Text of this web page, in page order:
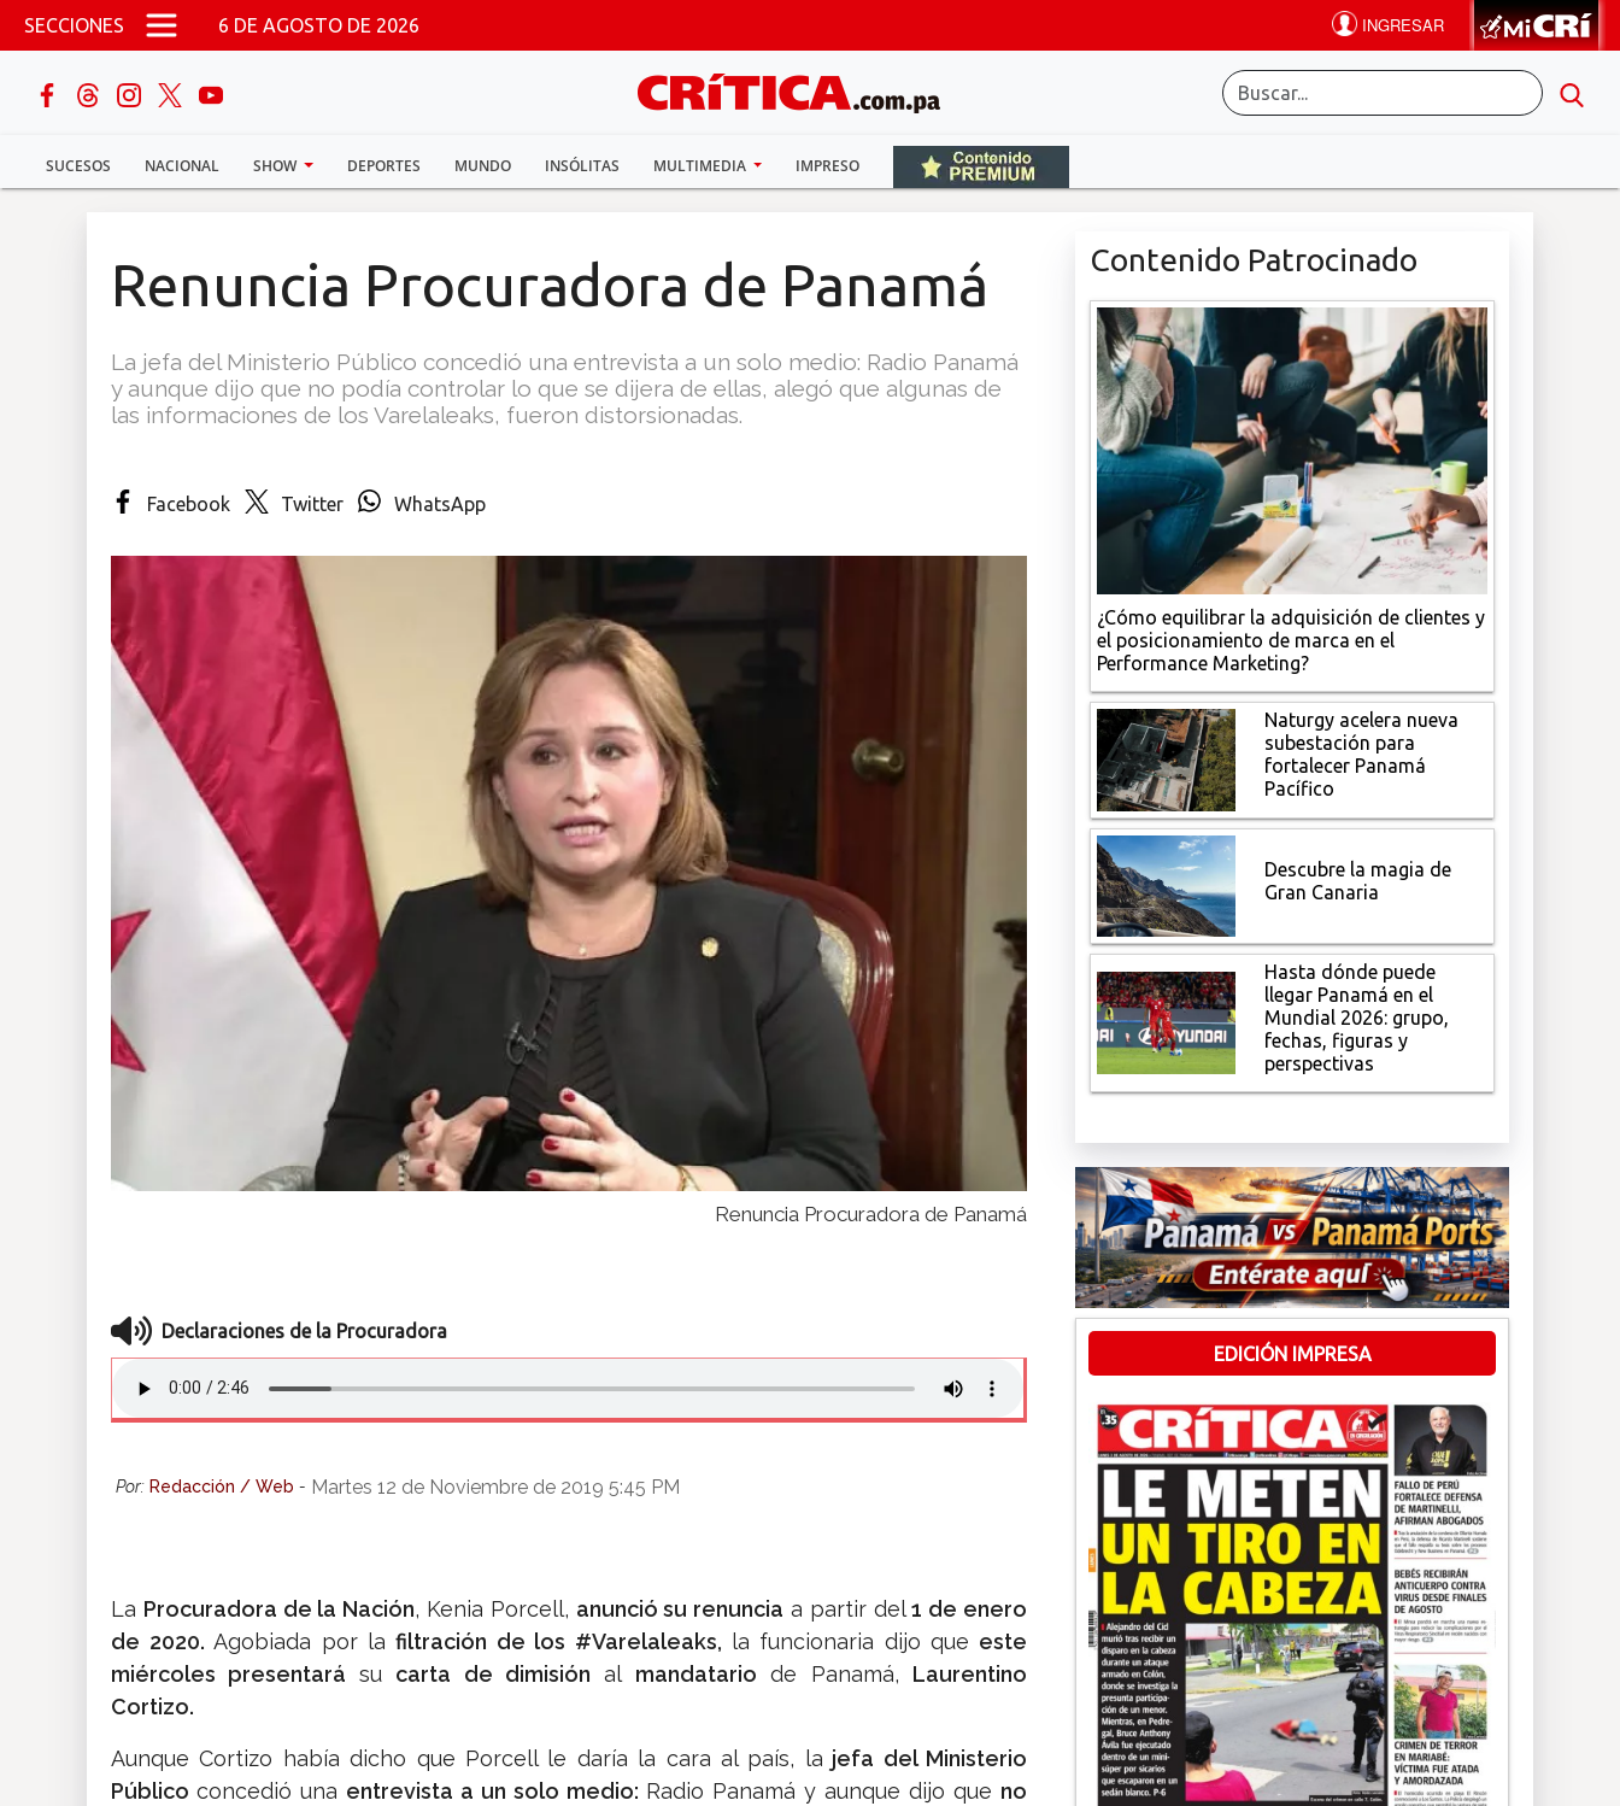
Pasar al contenido principal
SECCIONES 6 DE AGOSTO DE 2026
SUCESOS NACIONAL SHOW DEPORTES MUNDO INSÓLITAS MULTIMEDIA IMPRESO
buscar
Sucesos
Multimedia
Renuncia Procuradora de Panamá
La jefa del Ministerio Público concedió una entrevista a un solo medio: Radio Panamá
y aunque dijo que no podía controlar lo que se dijera de ellas, alegó que algunas de
las informaciones de los Varelaleaks, fueron distorsionadas.
Facebook Twitter WhatsApp
Renuncia Procuradora de Panamá
Declaraciones de la Procuradora
Por: Redacción / Web - Martes 12 de Noviembre de 2019 5:45 PM
La Procuradora de la Nación, Kenia Porcell, anunció su renuncia a partir del1 de enero
de 2020.Agobiada por la filtración de los #Varelaleaks, la funcionaria dijo que este
miércoles presentará su carta de dimisión al mandatario de Panamá, Laurentino
Cortizo.
Aunque Cortizo había dicho que Porcell le daría la cara al país, la jefa del Ministerio
Público concedió una entrevista a un solo medio: Radio Panamá y aunque dijo que no
Contenido Patrocinado
¿Cómo equilibrar la adquisición de clientes y
el posicionamiento de marca en el
Performance Marketing?
Naturgy acelera nueva
subestación para
fortalecer Panamá
Pacífico
Descubre la magia de
Gran Canaria
Hasta dónde puede
llegar Panamá en el
Mundial 2026: grupo,
fechas, figuras y
perspectivas
EDICIÓN IMPRESA